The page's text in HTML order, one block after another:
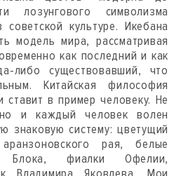
лозунгового символизма
культуре. Икебана
модель мира, рассматривая
как последний и как
либо существовавший, что
Китайская философия
в пример человеку. Не
и каждый человек волен
знаковую систему: цветущий
рая, белые
Блока, фиалки Офелии,